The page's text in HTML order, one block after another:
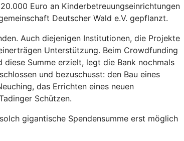
Euro an Kinderbetreuungseinrichtungen
Deutscher Wald e.V. gepflanzt.
Auch diejenigen Institutionen, die Projekte
Unterstützung. Beim Crowdfunding
Summe erzielt, legt die Bank nochmals
und bezuschusst: den Bau eines
das Errichten eines neuen
Schützen.
gigantische Spendensumme erst möglich